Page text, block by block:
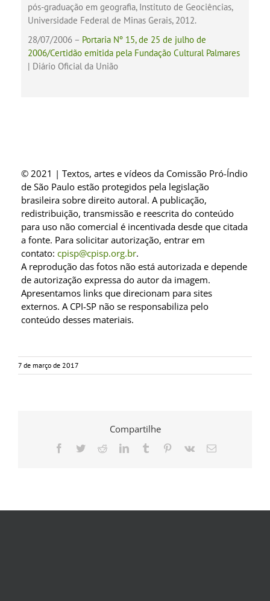
pós-graduação em geografia, Instituto de Geociências,
Universidade Federal de Minas Gerais, 2012.
28/07/2006 – Portaria Nº 15, de 25 de julho de
2006/Certidão emitida pela Fundação Cultural Palmares
| Diário Oficial da União
© 2021 | Textos, artes e vídeos da Comissão Pró-Índio
de São Paulo estão protegidos pela legislação
brasileira sobre direito autoral. A publicação,
redistribuição, transmissão e reescrita do conteúdo
para uso não comercial é incentivada desde que citada
a fonte. Para solicitar autorização, entrar em
contato: cpisp@cpisp.org.br.
A reprodução das fotos não está autorizada e depende
de autorização expressa do autor da imagem.
Apresentamos links que direcionam para sites
externos. A CPI-SP não se responsabiliza pelo
conteúdo desses materiais.
7 de março de 2017
Compartilhe
Facebook
TwitterRedditLinkedInTumblr Pinterest
Vk
E-